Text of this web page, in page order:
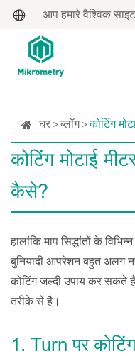
आप हमारे वैश्विक
घर ब्लॉग कोटिंग
कोटिंग मोटाई
कैसे?
हालांकि माप सिद्धांतों के
बुनियादी आपरेशन बहुत अलग
कोटिंग जल्दी उपाय कर सकते हैं
तरीके से है।
1. Turn पर